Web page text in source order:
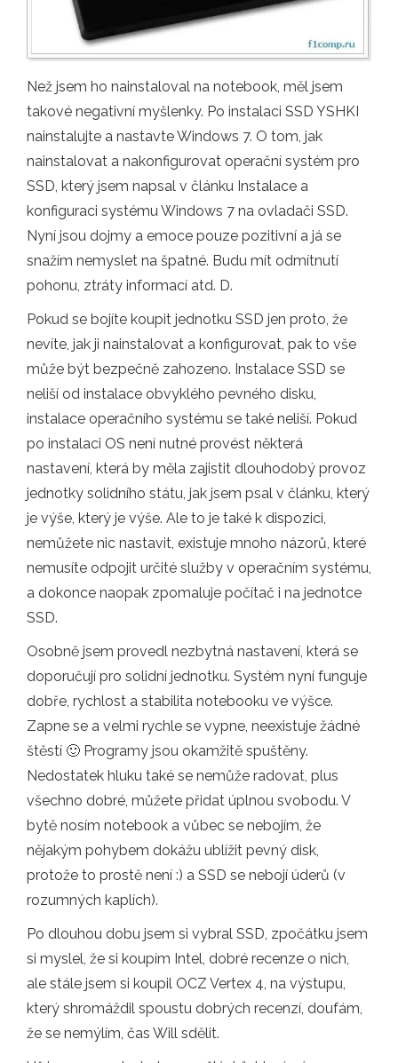
Než jsem ho nainstaloval na notebook, měl jsem
takové negativní myšlenky. Po instalaci SSD YSHKI
nainstalujte a nastavte Windows 7. O tom, jak
nainstalovat a nakonfigurovat operační systém pro
SSD, který jsem napsal v článku Instalace a
konfiguraci systému Windows 7 na ovladači SSD.
Nyní jsou dojmy a emoce pouze pozitivní a já se
snažím nemyslet na špatné. Budu mít odmítnutí
pohonu, ztráty informací atd. D.
Pokud se bojíte koupit jednotku SSD jen proto, že
nevíte, jak ji nainstalovat a konfigurovat, pak to vše
může být bezpečně zahozeno. Instalace SSD se
neliší od instalace obvyklého pevného disku,
instalace operačního systému se také neliší. Pokud
po instalaci OS není nutné provést některá
nastavení, která by měla zajistit dlouhodobý provoz
jednotky solidního státu, jak jsem psal v článku, který
je výše, který je výše. Ale to je také k dispozici,
nemůžete nic nastavit, existuje mnoho názorů, které
nemusíte odpojit určité služby v operačním systému,
a dokonce naopak zpomaluje počítač i na jednotce
SSD.
Osobně jsem provedl nezbytná nastavení, která se
doporučují pro solidní jednotku. Systém nyní funguje
dobře, rychlost a stabilita notebooku ve výšce.
Zapne se a velmi rychle se vypne, neexistuje žádné
štěstí 🙂 Programy jsou okamžitě spuštěny.
Nedostatek hluku také se nemůže radovat, plus
všechno dobré, můžete přidat úplnou svobodu. V
bytě nosím notebook a vůbec se nebojím, že
nějakým pohybem dokážu ublížit pevný disk,
protože to prostě není :) a SSD se nebojí úderů (v
rozumných kaplích).
Po dlouhou dobu jsem si vybral SSD, zpočátku jsem
si myslel, že si koupím Intel, dobré recenze o nich,
ale stále jsem si koupil OCZ Vertex 4, na výstupu,
který shromáždil spoustu dobrých recenzí, doufám,
že se nemýlím, čas Will sdělit.